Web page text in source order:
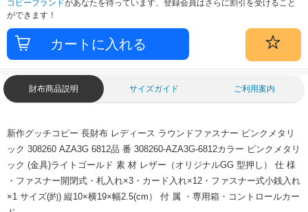
コピーブランドがあなたを待っています、登録会員はさらに割引を受けること
ができます！
財布商品説明 サイズガイド ご利用案内
新作グッチコピー 長財布 レディース ラウンドファスナー ピンクメタリ
ック 308260 AZA3G 6812品 番 308260-AZA3G-6812カラー ピンクメタリ
ック (金具)ライトゴールド 素 材 レザー（オリジナルGG 型押し） 仕 様
・ファスナー開閉式・札入れ×3・カード入れ×12・ファスナー式小銭入れ
×1 サイズ(約) 縦10×横19×幅2.5(cm） 付 属 ・専用箱・コントロールカー